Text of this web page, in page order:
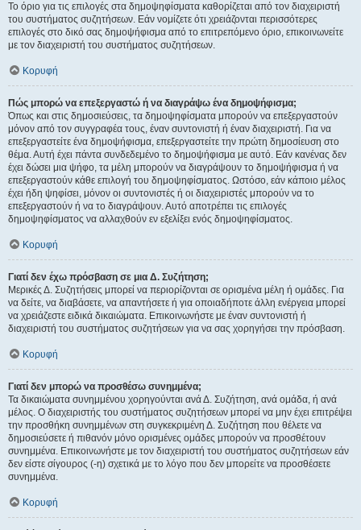
Το όριο για τις επιλογές στα δημοψηφίσματα καθορίζεται από τον διαχειριστή
του συστήματος συζητήσεων. Εάν νομίζετε ότι χρειάζονται περισσότερες
επιλογές στο δικό σας δημοψήφισμα από το επιτρεπόμενο όριο, επικοινωνείτε
με τον διαχειριστή του συστήματος συζητήσεων.
Κορυφή
Πώς μπορώ να επεξεργαστώ ή να διαγράψω ένα δημοψήφισμα;
Όπως και στις δημοσιεύσεις, τα δημοψηφίσματα μπορούν να επεξεργαστούν
μόνον από τον συγγραφέα τους, έναν συντονιστή ή έναν διαχειριστή. Για να
επεξεργαστείτε ένα δημοψήφισμα, επεξεργαστείτε την πρώτη δημοσίευση στο
θέμα. Αυτή έχει πάντα συνδεδεμένο το δημοψήφισμα με αυτό. Εάν κανένας δεν
έχει δώσει μια ψήφο, τα μέλη μπορούν να διαγράψουν το δημοψήφισμα ή να
επεξεργαστούν κάθε επιλογή του δημοψηφίσματος. Ωστόσο, εάν κάποιο μέλος
έχει ήδη ψηφίσει, μόνον οι συντονιστές ή οι διαχειριστές μπορούν να το
επεξεργαστούν ή να το διαγράψουν. Αυτό αποτρέπει τις επιλογές
δημοψηφίσματος να αλλαχθούν εν εξελίξει ενός δημοψηφίσματος.
Κορυφή
Γιατί δεν έχω πρόσβαση σε μια Δ. Συζήτηση;
Μερικές Δ. Συζητήσεις μπορεί να περιορίζονται σε ορισμένα μέλη ή ομάδες. Για
να δείτε, να διαβάσετε, να απαντήσετε ή για οποιαδήποτε άλλη ενέργεια μπορεί
να χρειάζεστε ειδικά δικαιώματα. Επικοινωνήστε με έναν συντονιστή ή
διαχειριστή του συστήματος συζητήσεων για να σας χορηγήσει την πρόσβαση.
Κορυφή
Γιατί δεν μπορώ να προσθέσω συνημμένα;
Τα δικαιώματα συνημμένου χορηγούνται ανά Δ. Συζήτηση, ανά ομάδα, ή ανά
μέλος. Ο διαχειριστής του συστήματος συζητήσεων μπορεί να μην έχει επιτρέψει
την προσθήκη συνημμένων στη συγκεκριμένη Δ. Συζήτηση που θέλετε να
δημοσιεύσετε ή πιθανόν μόνο ορισμένες ομάδες μπορούν να προσθέτουν
συνημμένα. Επικοινωνήστε με τον διαχειριστή του συστήματος συζητήσεων εάν
δεν είστε σίγουρος (-η) σχετικά με το λόγο που δεν μπορείτε να προσθέσετε
συνημμένα.
Κορυφή